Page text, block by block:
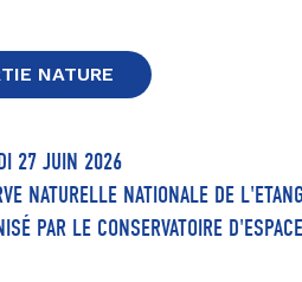
NATURE
27 JUIN 2026
NATURELLE NATIONALE DE
PAR LE CONSERVATOIRE